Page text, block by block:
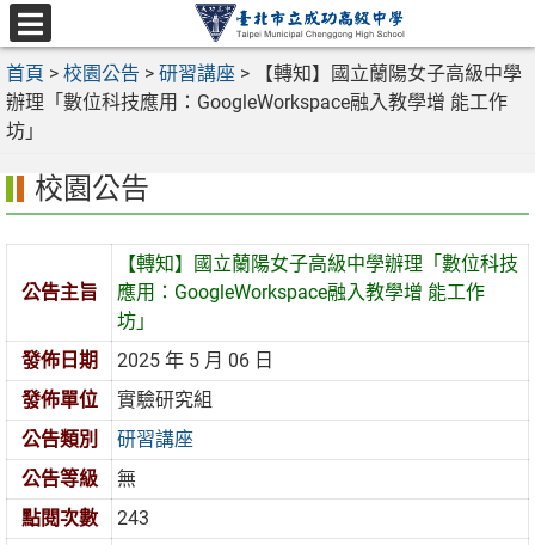
跳
至
主
要
內
選
單
首頁 > 校園公告 > 研習講座 >
【轉知】國立蘭陽女子高級中學
辦理「數位科技應用：GoogleWorkspace融入教學增 能工作
坊」
校園公告
公告主旨
【轉知】國立蘭陽女子高級中學辦理「數位科技
應用：GoogleWorkspace融入教學增 能工作
坊」
發佈日期
2025 年 5 月 06 日
發佈單位
實驗研究組
公告類別
研習講座
公告等級
無
點閱次數
243